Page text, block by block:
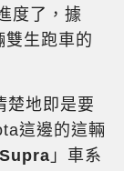
度了，據
生跑車的
楚地即是要
這邊的這輛
Supra 」車系